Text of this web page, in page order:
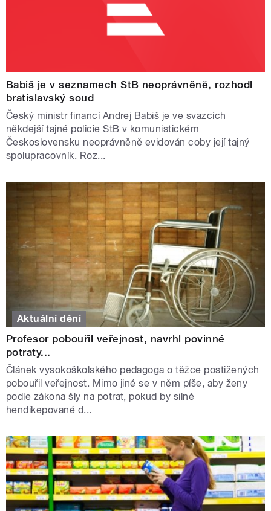
Babiš je v seznamech StB neoprávněně, rozhodl
bratislavský soud
Český ministr financí Andrej Babiš je ve svazcích
někdejší tajné policie StB v komunistickém
Československu neoprávněně evidován coby její tajný
spolupracovník. Roz...
Aktuální dění
Profesor pobouřil veřejnost, navrhl povinné
potraty...
Článek vysokoškolského pedagoga o těžce postižených
pobouřil veřejnost. Mimo jiné se v něm píše, aby ženy
podle zákona šly na potrat, pokud by silně
hendikepované d...